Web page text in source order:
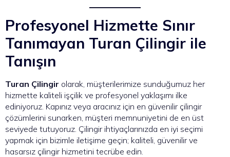
Profesyonel Hizmette Sınır
Tanımayan Turan Çilingir ile
Tanışın
Turan Çilingir olarak, müşterilerimize sunduğumuz her
hizmette kaliteli işçilik ve profesyonel yaklaşımı ilke
ediniyoruz. Kapınız veya aracınız için en güvenilir çilingir
çözümlerini sunarken, müşteri memnuniyetini de en üst
seviyede tutuyoruz. Çilingir ihtiyaçlarınızda en iyi seçimi
yapmak için bizimle iletişime geçin; kaliteli, güvenilir ve
hasarsız çilingir hizmetini tecrübe edin.